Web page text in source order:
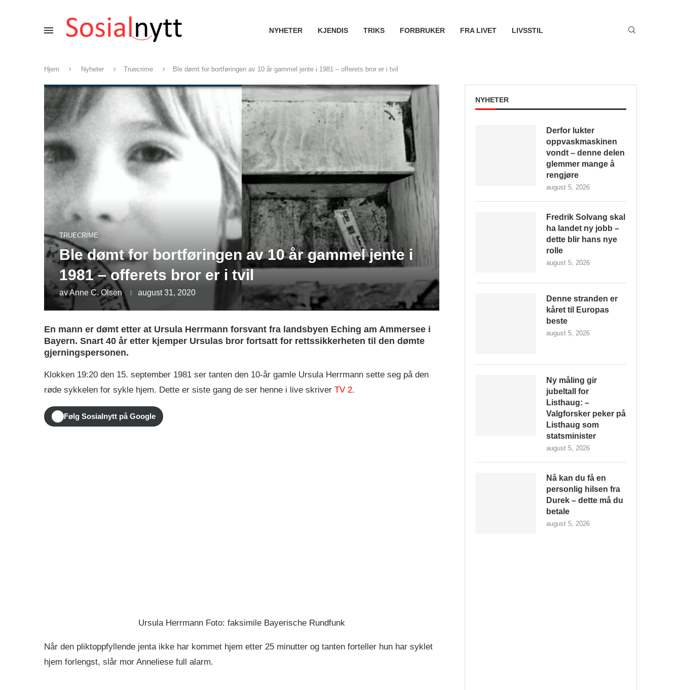
NYHETER KJENDIS TRIKS FORBRUKER FRA LIVET LIVSSTIL
Hjem Nyheter Truecrime Ble dømt for bortføringen av 10 år gammel jente i 1981 – offerets bror er i tvil
TRUECRIME
Ble dømt for bortføringen av 10 år gammel jente i
1981 – offerets bror er i tvil
avAnne C. Olsen august 31, 2020
En mann er dømt etter at Ursula Herrmann forsvant fra landsbyen Eching am Ammersee i
Bayern. Snart 40 år etter kjemper Ursulas bror fortsatt for rettssikkerheten til den dømte
gjerningspersonen.
Klokken 19:20 den 15. september 1981 ser tanten den 10-år gamle Ursula Herrmann sette seg på den
røde sykkelen for sykle hjem. Dette er siste gang de ser henne i live skriver TV 2.
Følg Sosialnytt på Google
Ursula Herrmann Foto: faksimile Bayerische Rundfunk
Når den pliktoppfyllende jenta ikke har kommet hjem etter 25 minutter og tanten forteller hun har syklet
hjem forlengst, slår mor Anneliese full alarm.
NYHETER
Derfor lukter
oppvaskmaskinen
vondt – denne delen
glemmer mange å
rengjøre
august 5, 2026
Fredrik Solvang skal
ha landet ny jobb –
dette blir hans nye
rolle
august 5, 2026
Denne stranden er
kåret til Europas
beste
august 5, 2026
Ny måling gir
jubeltall for
Listhaug: –
Valgforsker peker på
Listhaug som
statsminister
august 5, 2026
Nå kan du få en
personlig hilsen fra
Durek – dette må du
betale
august 5, 2026